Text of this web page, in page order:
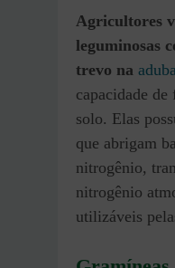
Agricultores
leguminosas
trevo na
capacidade
solo. Elas
que abrigam
nitrogênio,
nitrogênio
utilizáveis